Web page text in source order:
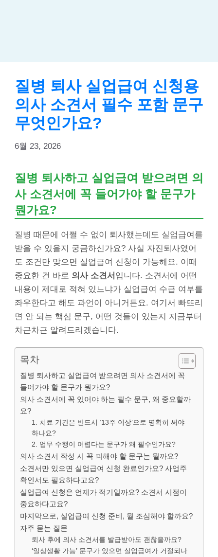
질병 퇴사 실업급여 신청용
의사 소견서 필수 포함 문구
무엇인가요?
6월 23, 2026
질병 퇴사하고 실업급여 받으려면 의
사 소견서에 꼭 들어가야 할 문구가
뭔가요?
질병 때문에 어쩔 수 없이 퇴사했는데도 실업급여를
받을 수 있을지 궁금하신가요? 사실 자진퇴사였어
도 조건만 맞으면 실업급여 신청이 가능해요. 이때
중요한 건 바로 의사 소견서 입니다. 소견서에 어떤
내용이 제대로 적혀 있느냐가 실업급여 수급 여부를
좌우한다고 해도 과언이 아니거든요. 여기서 빠뜨리
면 안 되는 핵심 문구, 어떤 것들이 있는지 지금부터
차근차근 알려드리겠습니다.
목차
질병 퇴사하고 실업급여 받으려면 의사 소견서에 꼭
들어가야 할 문구가 뭔가요?
의사 소견서에 꼭 있어야 하는 필수 문구, 왜 중요할까
요?
1. 치료 기간은 반드시 ’13주 이상’으로 명확히 써야
하나요?
2. 업무 수행이 어렵다는 문구가 왜 필수인가요?
의사 소견서 작성 시 꼭 피해야 할 문구는 뭘까요?
소견서만 있으면 실업급여 신청 완료인가요? 사업주
확인서도 필요하다고요?
실업급여 신청은 언제가 적기일까요? 소견서 시점이
중요하다고요?
마지막으로, 실업급여 신청 준비, 뭘 조심해야 할까요?
자주 묻는 질문
퇴사 후에 의사 소견서를 발급받아도 괜찮을까요?
‘일상생활 가능’ 문구가 있으면 실업급여가 거절되나